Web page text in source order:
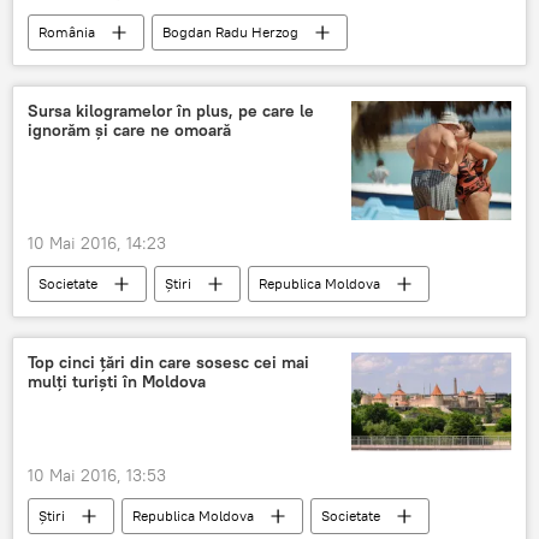
România
Bogdan Radu Herzog
NATO
UE
independență
Ziua Independenței
Suveranitate
sărbătoare națională
Sursa kilogramelor în plus, pe care le
ignorăm și care ne omoară
10 Mai 2016, 14:23
Societate Știri
Republica Moldova
Sănătate
OMS Obezitate
Top cinci țări din care sosesc cei mai
mulți turiști în Moldova
10 Mai 2016, 13:53
Știri Republica Moldova
Societate